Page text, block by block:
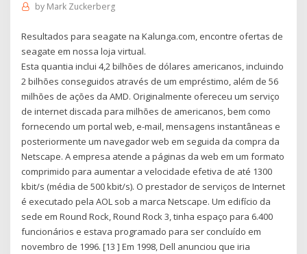
by Mark Zuckerberg
Resultados para seagate na Kalunga.com, encontre ofertas de
seagate em nossa loja virtual.
Esta quantia inclui 4,2 bilhões de dólares americanos, incluindo
2 bilhões conseguidos através de um empréstimo, além de 56
milhões de ações da AMD. Originalmente ofereceu um serviço
de internet discada para milhões de americanos, bem como
fornecendo um portal web, e-mail, mensagens instantâneas e
posteriormente um navegador web em seguida da compra da
Netscape. A empresa atende a páginas da web em um formato
comprimido para aumentar a velocidade efetiva de até 1300
kbit/s (média de 500 kbit/s). O prestador de serviços de Internet
é executado pela AOL sob a marca Netscape. Um edifício da
sede em Round Rock, Round Rock 3, tinha espaço para 6.400
funcionários e estava programado para ser concluído em
novembro de 1996. [13 ] Em 1998, Dell anunciou que iria